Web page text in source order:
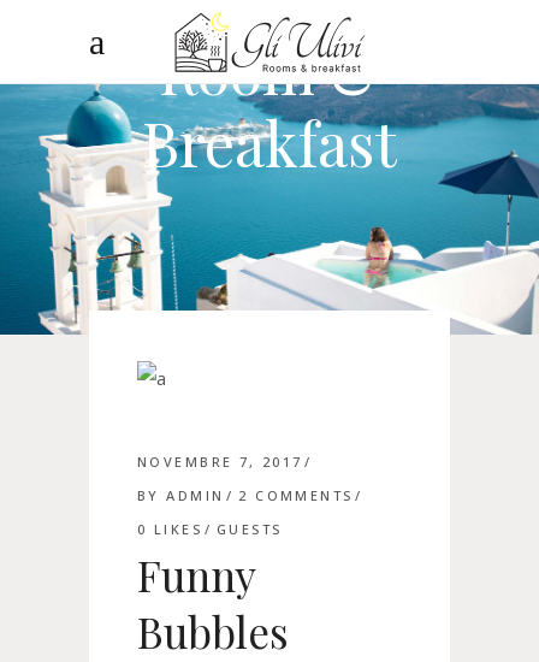
Room &
Breakfast
NOVEMBRE 7, 2017
BYADMIN
2 COMMENTS
0 LIKES GUESTS
Funny
Bubbles